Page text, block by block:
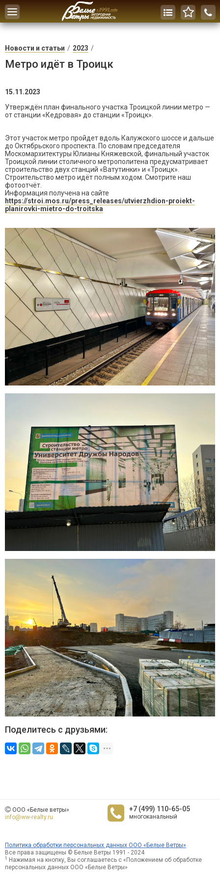
Toggle
navigation
Новости и статьи 2023
Метро идёт в Троицк
15.11.2023
Утверждён план финального участка Троицкой линии метро —
от станции «Кедровая» до станции «Троицк».
Этот участок метро пройдет вдоль Калужского шоссе и дальше
до Октябрьского проспекта. По словам председателя
Москомархитектуры Юлианы Княжевской, финальный участок
Троицкой линии столичного метрополитена предусматривает
строительство двух станций «Ватутинки» и «Троицк».
Строительство метро идёт полным ходом. Смотрите наш
фотоотчёт.
Информация получена на сайте
https://stroi.mos.ru/press_releases/utvierzhdion-proiekt-
planirovki-mietro-do-troitska
Поделитесь с друзьями:
ООО «Белые ветры»
info@ww-realty.ru
+7 (499) 110-65-05
многоканальный
Политика обработки персональных данных ООО «Белые Ветры»
Все права защищены © Белые Ветры 1991 - 2024
1
Нажимая на кнопку, Вы соглашаетесь с «Положением об обработке
персональных данных ООО «Белые Ветры»